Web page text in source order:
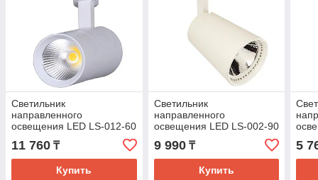
Светильник
направленного
освещения LED LS-012-60
10W 6000K WHITE
TRACK(TEKLED)
11 760 ₸
Купить
Светильник
направленного
освещения LED LS-002-90
20W 6000K WHITE
(TEKLED)20шт
9 990₸
Купить
5